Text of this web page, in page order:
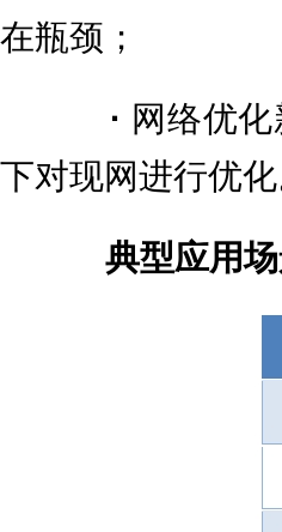
在瓶颈；
· 网络优
下对现网进行优化
典型应用